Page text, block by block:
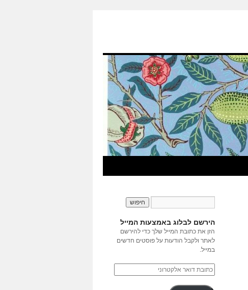
הירשם לבלוג באמצעות המייל
הזן את כתובת המייל שלך כדי להירשם
לאתר ולקבל הודעות על פוסטים חדשים
במייל.